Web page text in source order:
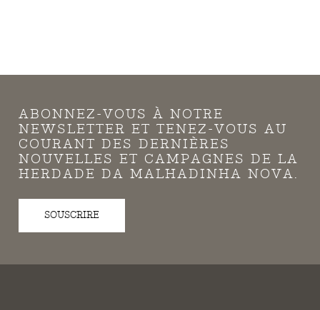
ABONNEZ-VOUS À NOTRE
NEWSLETTER ET TENEZ-VOUS AU
COURANT DES DERNIÈRES
NOUVELLES ET CAMPAGNES DE LA
HERDADE DA MALHADINHA NOVA.
SOUSCRIRE